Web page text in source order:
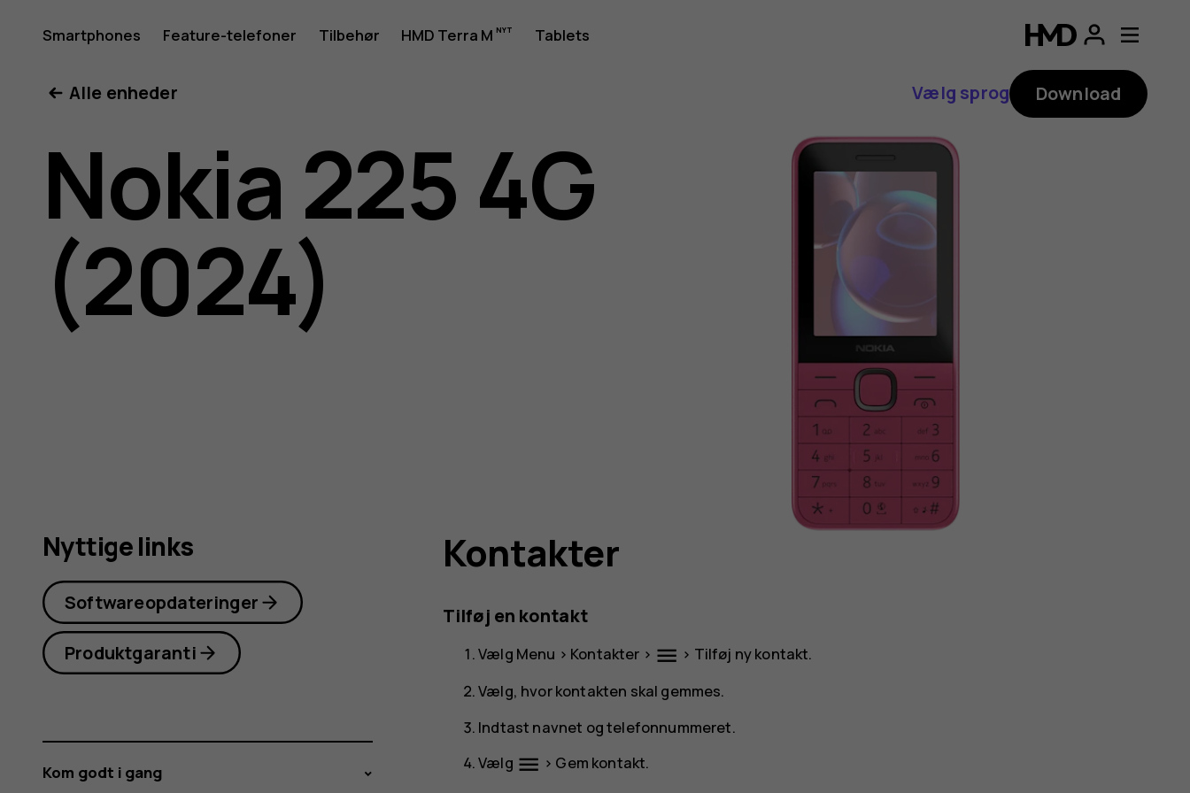
Brugervejledning
til
Nokia
225
(2024)
Smartphones Feature-telefoner Tilbehør HMD Terra M Tablets
Alle enheder
Vælg sprog Download
Nokia 225 4G
(2024)
Kontakter
Tilføj en kontakt
Vælg Menu > Kontakter > menu > Tilføj ny kontakt.
Vælg, hvor kontakten skal gemmes.
Indtast navnet og telefonnummeret.
Vælg menu > Gem kontakt.
Nyttige links
Softwareopdateringer
Produktgaranti
Kom godt i gang